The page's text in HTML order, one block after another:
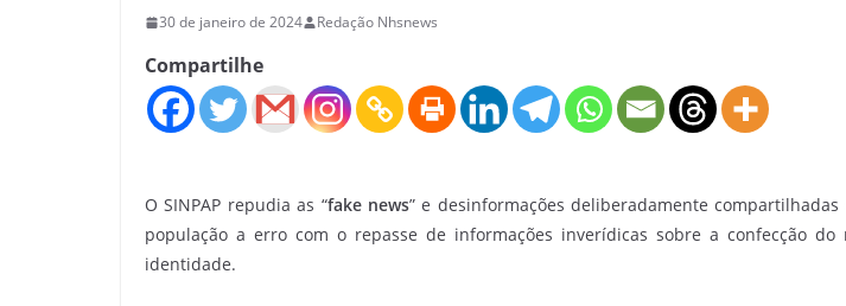
30 de janeiro de 2024 Redação Nhsnews
Compartilhe
O SINPAP repudia as “fake news” e desinformações deliberadamente
população a erro com o repasse de informações inverídicas sobre a confecção do
identidade.